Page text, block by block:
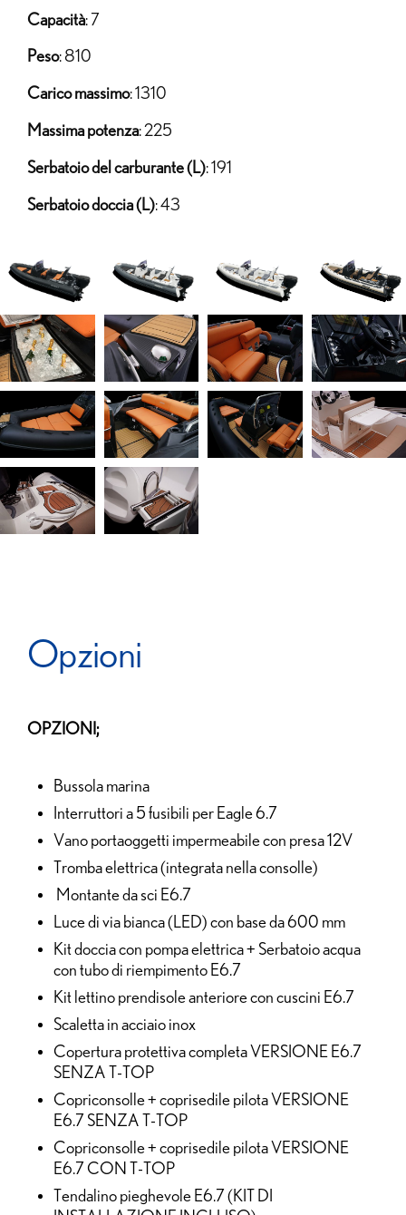
Capacità: 7
Peso: 810
Carico massimo: 1310
Massima potenza: 225
Serbatoio del carburante (L): 191
Serbatoio doccia (L): 43
Opzioni
OPZIONI;
Bussola marina
Interruttori a 5 fusibili per Eagle 6.7
Vano portaoggetti impermeabile con presa 12V
Tromba elettrica (integrata nella consolle)
Montante da sci E6.7
Luce di via bianca (LED) con base da 600 mm
Kit doccia con pompa elettrica + Serbatoio acqua
con tubo di riempimento E6.7
Kit lettino prendisole anteriore con cuscini E6.7
Scaletta in acciaio inox
Copertura protettiva completa VERSIONE E6.7
SENZA T-TOP
Copriconsolle + coprisedile pilota VERSIONE
E6.7 SENZA T-TOP
Copriconsolle + coprisedile pilota VERSIONE
E6.7 CON T-TOP
Tendalino pieghevole E6.7 (KIT DI